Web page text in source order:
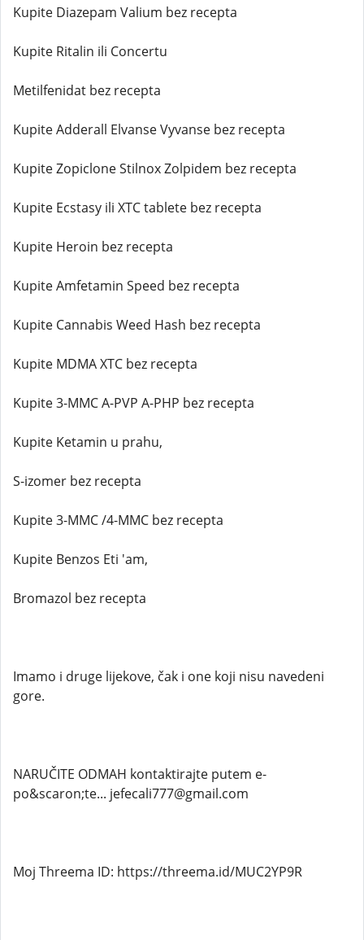
Kupite Diazepam Valium bez recepta
Kupite Ritalin ili Concertu
Metilfenidat bez recepta
Kupite Adderall Elvanse Vyvanse bez recepta
Kupite Zopiclone Stilnox Zolpidem bez recepta
Kupite Ecstasy ili XTC tablete bez recepta
Kupite Heroin bez recepta
Kupite Amfetamin Speed bez recepta
Kupite Cannabis Weed Hash bez recepta
Kupite MDMA XTC bez recepta
Kupite 3-MMC A-PVP A-PHP bez recepta
Kupite Ketamin u prahu,
S-izomer bez recepta
Kupite 3-MMC /4-MMC bez recepta
Kupite Benzos Eti 'am,
Bromazol bez recepta
Imamo i druge lijekove, čak i one koji nisu navedeni
gore.
NARUČITE ODMAH kontaktirajte putem e-
po&scaron;te... jefecali777@gmail.com
Moj Threema ID: https://threema.id/MUC2YP9R